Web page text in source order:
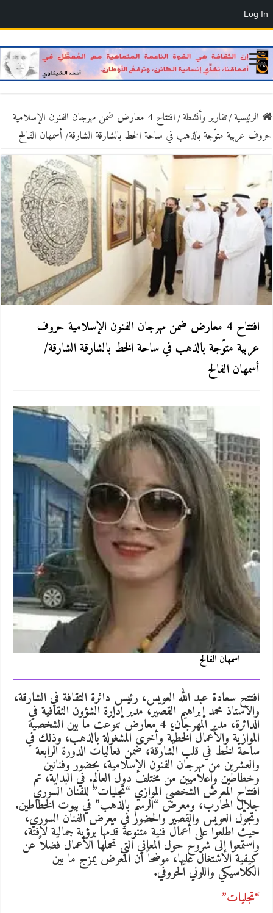
الرئيسية/تقارير وأنشطة/
افتتاح 4 معارض ضمن مهرجان الفنون الإسلامية
حروف عربية متوّجة بالذهب في ساحة الخط بالشارقة الشارقة/ أسمهان الفالح
افتتاح 4 معارض ضمن مهرجان الفنون الإسلامية حروف
عربية متوّجة بالذهب في ساحة الخط بالشارقة الشارقة/
أسمهان الفالح
اسمهان الفالح
افتتح سعادة عبد الله العويس، رئيس دائرة الثقافة في الشارقة،
والاستاذ محمد إبراهيم القصير، مدير إدارة الشؤون الثقافية في
الدائرة، مدير المهرجان، 4 معارض تنوّعت ما بين الشخصية
الموازية والأعمال الخطيّة وأخرى المشغولة بالذهب، وذلك في
ساحة الخط في قلب الشارقة، ضمن فعاليات الدورة الرابعة
والعشرين من مهرجان الفنون الإسلامية، بحضور وفنانين
وخطاطين وإعلاميين من مختلف دول العالم. في البداية، تم
افتتاح المعرض الشخصي الموازي “تجليات” للفنان السوري
جلال المحارب، ومعرض “الرسم بالذهب” في بيوت الخطاطين.
وتجوّل العويس والقصير والحضور في معرض الفنان السوري،
حيث اطلعوا على أعمال فنية متنوعة قدّمها برؤية جمالية لافتة،
واستمعوا إلى شروح حول المعاني التي تحملها الأعمال فضلاً عن
كيفية الاشتغال عليها، موضحاً أن المعرض يمزج ما بين
الكلاسيكي واللوني الحروفي.
“تجليات”
Log In